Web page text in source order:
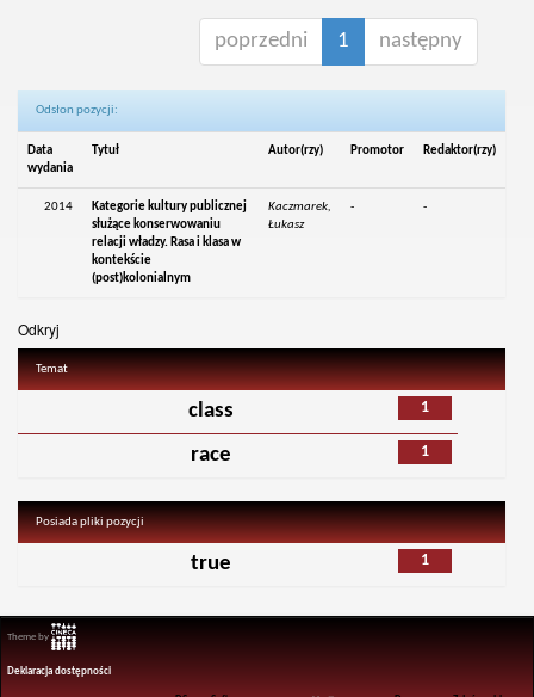
poprzedni 1 następny
Odsłon pozycji:
Data
wydania
Tytuł Autor(rzy) Promotor Redaktor(rzy)
2014
Kategorie kultury publicznej
służące konserwowaniu
relacji władzy. Rasa i klasa w
kontekście
(post)kolonialnym
Kaczmarek,
Łukasz
- -
Odkryj
Temat
1
class
1
race
Posiada pliki pozycji
1
true
Theme by
Deklaracja dostępności